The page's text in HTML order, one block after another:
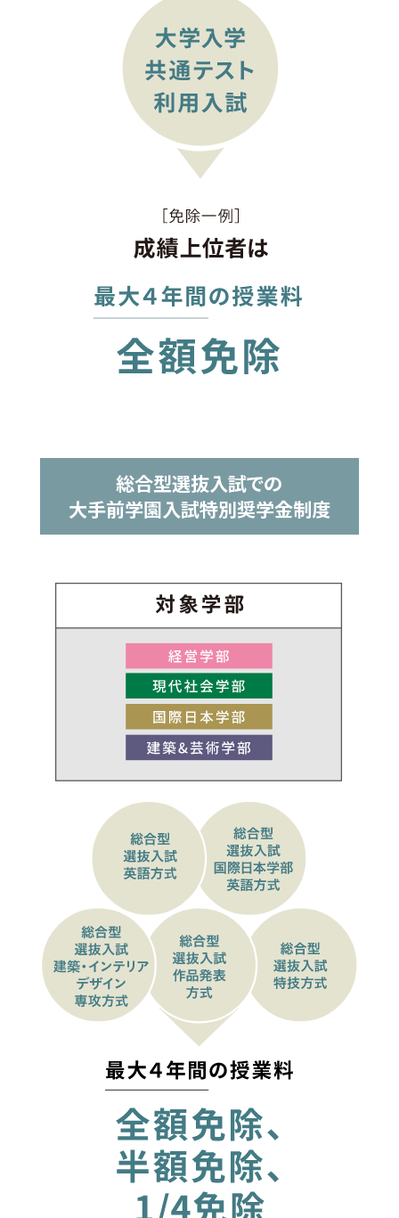
総合型選抜入試での
大手前学園入試特別奨学金制度